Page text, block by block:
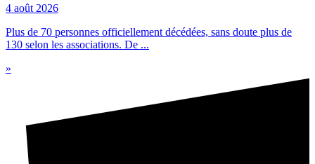
4 août 2026
Plus de 70 personnes officiellement décédées, sans doute plus de
130 selon les associations. De ...
»